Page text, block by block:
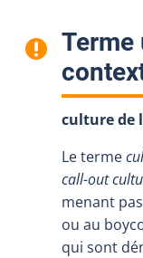
Terme
culture de
Le terme
call-out
menant
ou au
qui sont